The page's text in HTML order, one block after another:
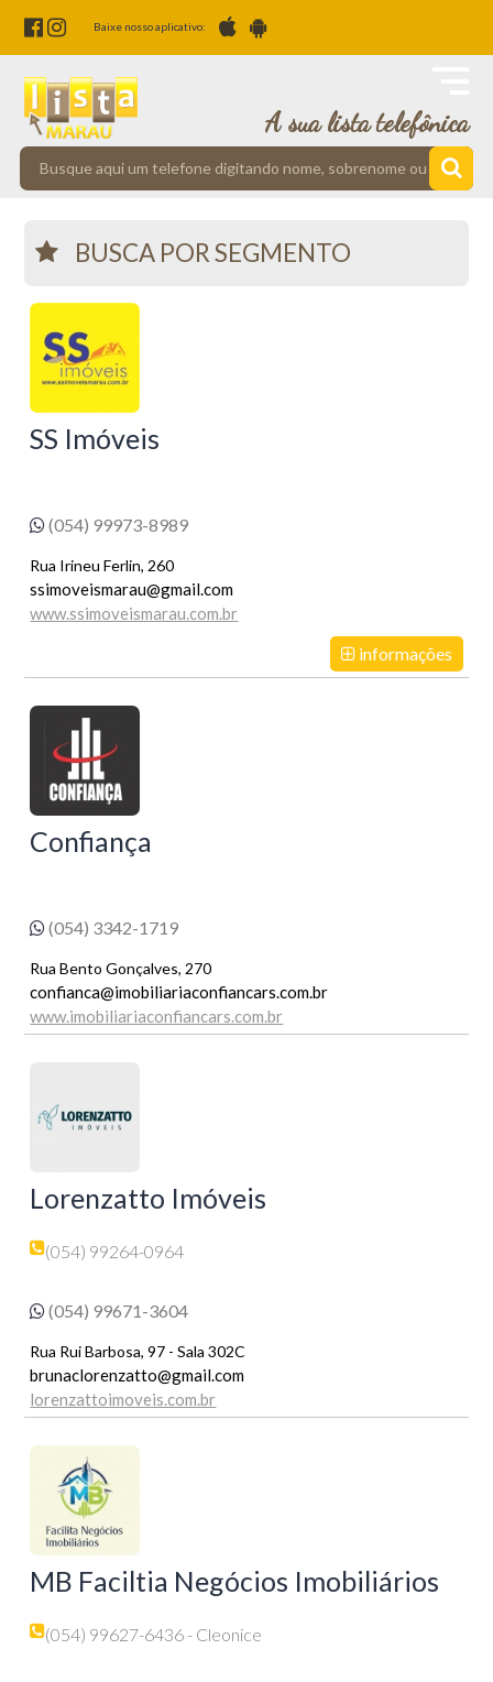
Baixe nosso aplicativo:
A sua lista telefônica
BUSCA POR SEGMENTO
SS Imóveis
(054) 99973-8989
Rua Irineu Ferlin, 260
ssimoveismarau@gmail.com
www.ssimoveismarau.com.br
informações
Confiança
(054) 3342-1719
Rua Bento Gonçalves, 270
confianca@imobiliariaconfiancars.com.br
www.imobiliariaconfiancars.com.br
Lorenzatto Imóveis
(054) 99264-0964
(054) 99671-3604
Rua Rui Barbosa, 97 - Sala 302C
brunaclorenzatto@gmail.com
lorenzattoimoveis.com.br
MB Faciltia Negócios Imobiliários
(054) 99627-6436 - Cleonice